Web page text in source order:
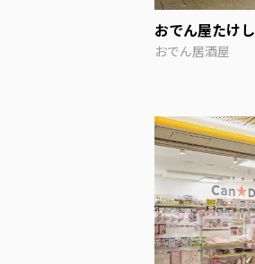
おでん屋たけし
おでん居酒屋